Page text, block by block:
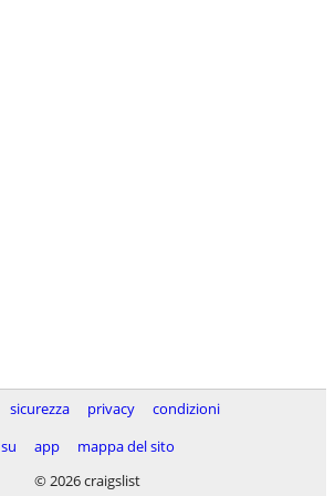
sicurezza privacy
condizioni
su
app
mappa del sito
© 2026 craigslist